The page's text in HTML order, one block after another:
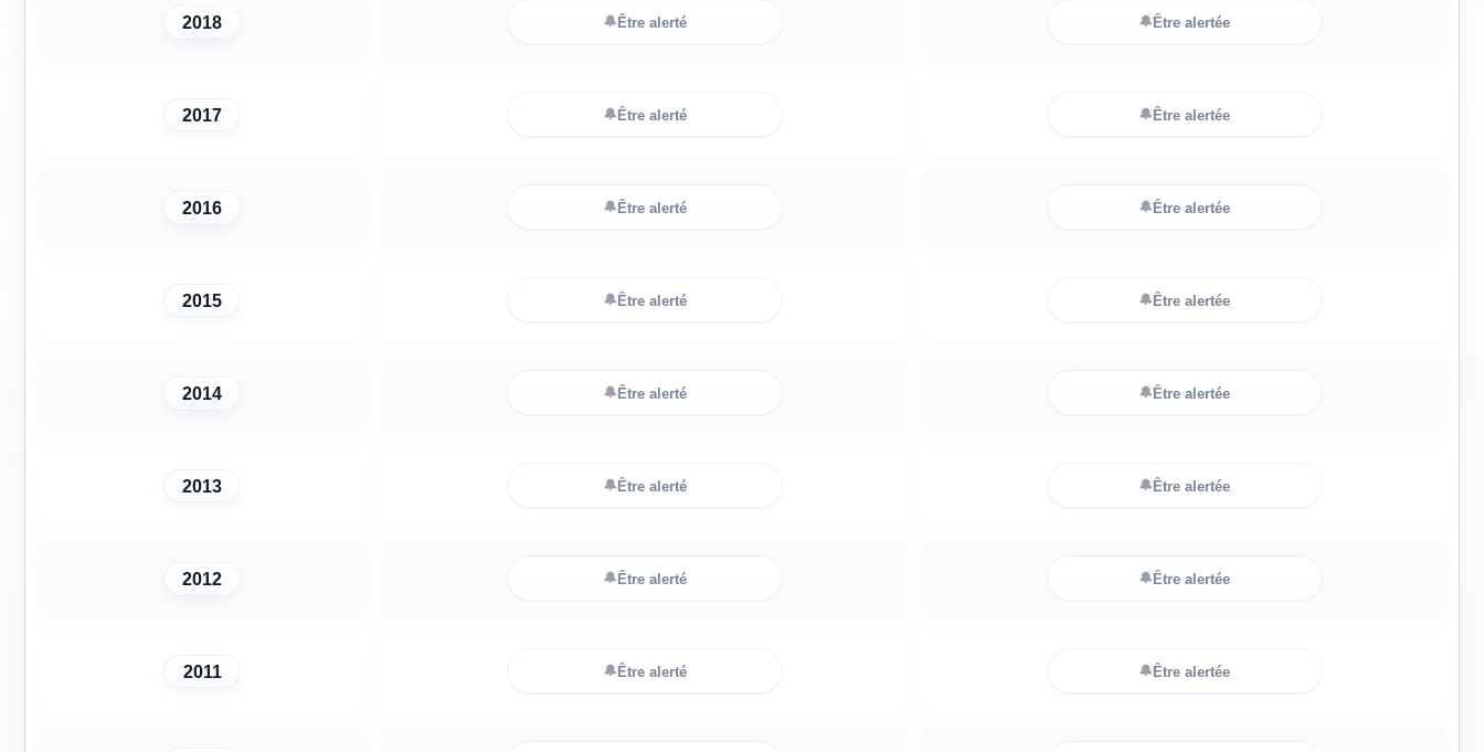
2018 🔔Être alerté 🔔Être alertée
2017 🔔Être alerté 🔔Être alertée
2016 🔔Être alerté 🔔Être alertée
2015 🔔Être alerté 🔔Être alertée
2014 🔔Être alerté 🔔Être alertée
2013 🔔Être alerté 🔔Être alertée
2012 🔔Être alerté 🔔Être alertée
2011 🔔Être alerté 🔔Être alertée